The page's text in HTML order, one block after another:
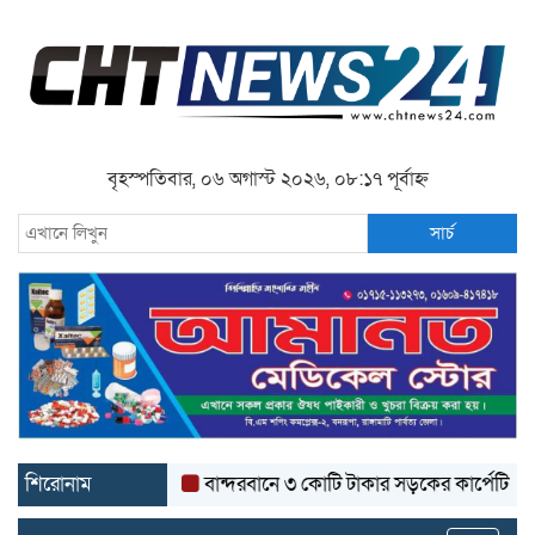
বৃহস্পতিবার, ০৬ অগাস্ট ২০২৬, ০৮:১৭ পূর্বাহ্ন
সার্চ
শিরোনাম বান্দরবানে ৩ কোটি টাকার সড়কের কার্পেটিং উঠে